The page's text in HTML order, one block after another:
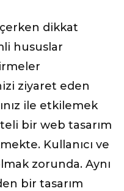
dikkat
hususlar
ziyaret eden
ile etkilemek
bir web tasarım
Kullanıcı ve
zorunda. Aynı
bir tasarım